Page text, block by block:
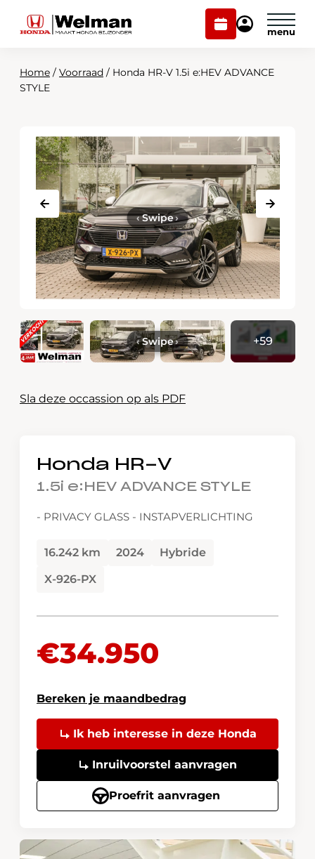
Plan
onderhoud
Mijn
Modellen
Onderhoud en service
Over ons
Webshop
Contact
Mijn Honda Welman
Home / Voorraad / Honda HR-V 1.5i e:HEV ADVANCE
STYLE
‹Swipe›
+59
‹Swipe›
Sla deze occassion op als PDF
Honda HR-V
1.5i e:HEV ADVANCE STYLE
- PRIVACY GLASS - INSTAPVERLICHTING
16.242 km 2024
Hybride
X-926-PX
€34.950
Bereken je maandbedrag
Ik heb interesse in deze Honda
Inruilvoorstel aanvragen
Proefrit aanvragen